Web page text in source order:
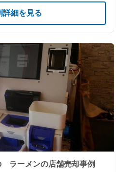
詳細を見る
ラーメンの店舗売却事例